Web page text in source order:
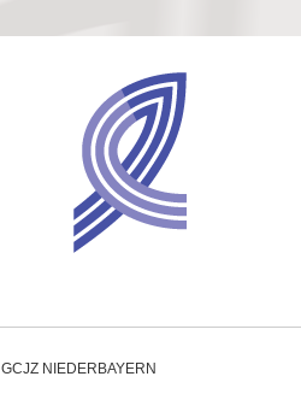
GCJZ NIEDERBAYERN